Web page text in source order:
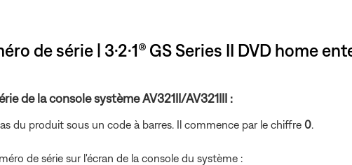
de série | 3·2·1® GS Series II DVD home
de la console système AV321II/AV321III :
du produit sous un code à barres. Il commence par le chiffre 0
de série sur l'écran de la console du système :